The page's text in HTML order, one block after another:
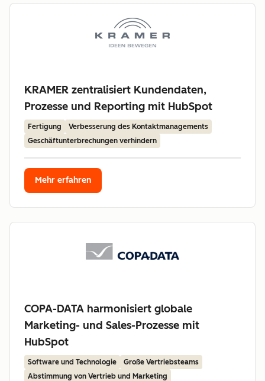
KRAMER zentralisiert Kundendaten,
Prozesse und Reporting mit HubSpot
Fertigung
Verbesserung des Kontaktmanagements
Geschäftunterbrechungen verhindern
Mehr erfahren
COPA-DATA harmonisiert globale
Marketing- und Sales-Prozesse mit
HubSpot
Software und Technologie
Große Vertriebsteams
Abstimmung von Vertrieb und Marketing